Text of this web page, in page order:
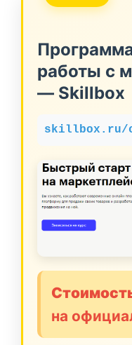
работы с
— Skillbox
skillbox.ru/
на